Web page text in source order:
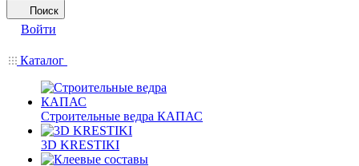
Поиск
Войти
Каталог
Строительные ведра КАПАС
3D KRESTIKI